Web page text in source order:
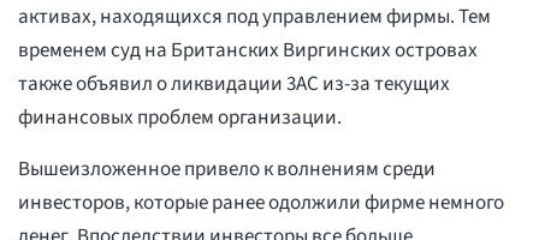
активах, находящихся под управлением фирмы. Тем
временем суд на Британских Виргинских островах
также объявил о ликвидации 3AC из-за текущих
финансовых проблем организации.
Вышеизложенное привело к волнениям среди
инвесторов, которые ранее одолжили фирме немного